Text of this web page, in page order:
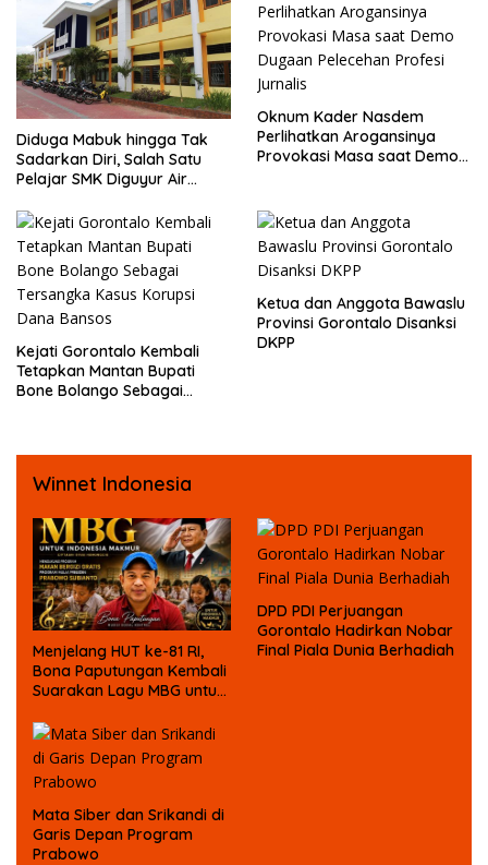
Diduga Mabuk hingga Tak
Sadarkan Diri, Salah Satu
Pelajar SMK Diguyur Air
Fisik oleh Beberapa
Temannya
Oknum Kader Nasdem
Perlihatkan Arogansinya
Provokasi Masa saat Demo
Kejati Gorontalo Kembali
Tetapkan Mantan Bupati
Bone Bolango Sebagai
Ketua dan Anggota Bawaslu
Provinsi Gorontalo Disanksi
DKPP
Winnet Indonesia
Menjelang HUT ke-81 RI,
Bona Paputungan Kembali
Suarakan Lagu MBG untuk
DPD PDI Perjuangan
Gorontalo Hadirkan Nobar
Final Piala Dunia Berhadiah
Mata Siber dan Srikandi di
Garis Depan Program
Prabowo